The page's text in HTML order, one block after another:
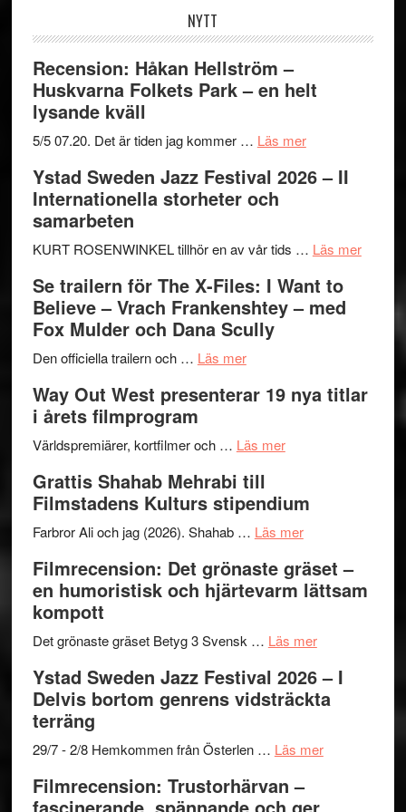
NYTT
Recension: Håkan Hellström –
Huskvarna Folkets Park – en helt
lysande kväll
5/5 07.20. Det är tiden jag kommer … Läs merom
Håkan
Huskvarna
Park
–
kväll
Ystad Sweden Jazz Festival 2026 – II
Internationella storheter och
samarbeten
KURT ROSENWINKEL tillhör en av vår tids … Läs merom
II
Se trailern för The X-Files: I Want to
Believe – Vrach Frankenshtey – med
Fox Mulder och Dana Scully
Den officiella trailern och … Läs merom
trailern
The
Files:
I
Want
Believe
–
Frankenshtey
med
Fox
och
Scully
Way Out West presenterar 19 nya titlar
i årets filmprogram
Världspremiärer, kortfilmer och … Läs merom
West
presenterar
nya
titlar
årets
Grattis Shahab Mehrabi till
Filmstadens Kulturs stipendium
Farbror Ali och jag (2026). Shahab … Läs merom
Shahab
Mehrabi
Filmstadens
stipendium
Filmrecension: Det grönaste gräset –
en humoristisk och hjärtevarm lättsam
kompott
Det grönaste gräset Betyg 3 Svensk … Läs merom
Det
grönaste
–
Ystad Sweden Jazz Festival 2026 – I
Delvis bortom genrens vidsträckta
terräng
29/7 - 2/8 Hemkommen från Österlen … Läs merom
Filmrecension: Trustorhärvan –